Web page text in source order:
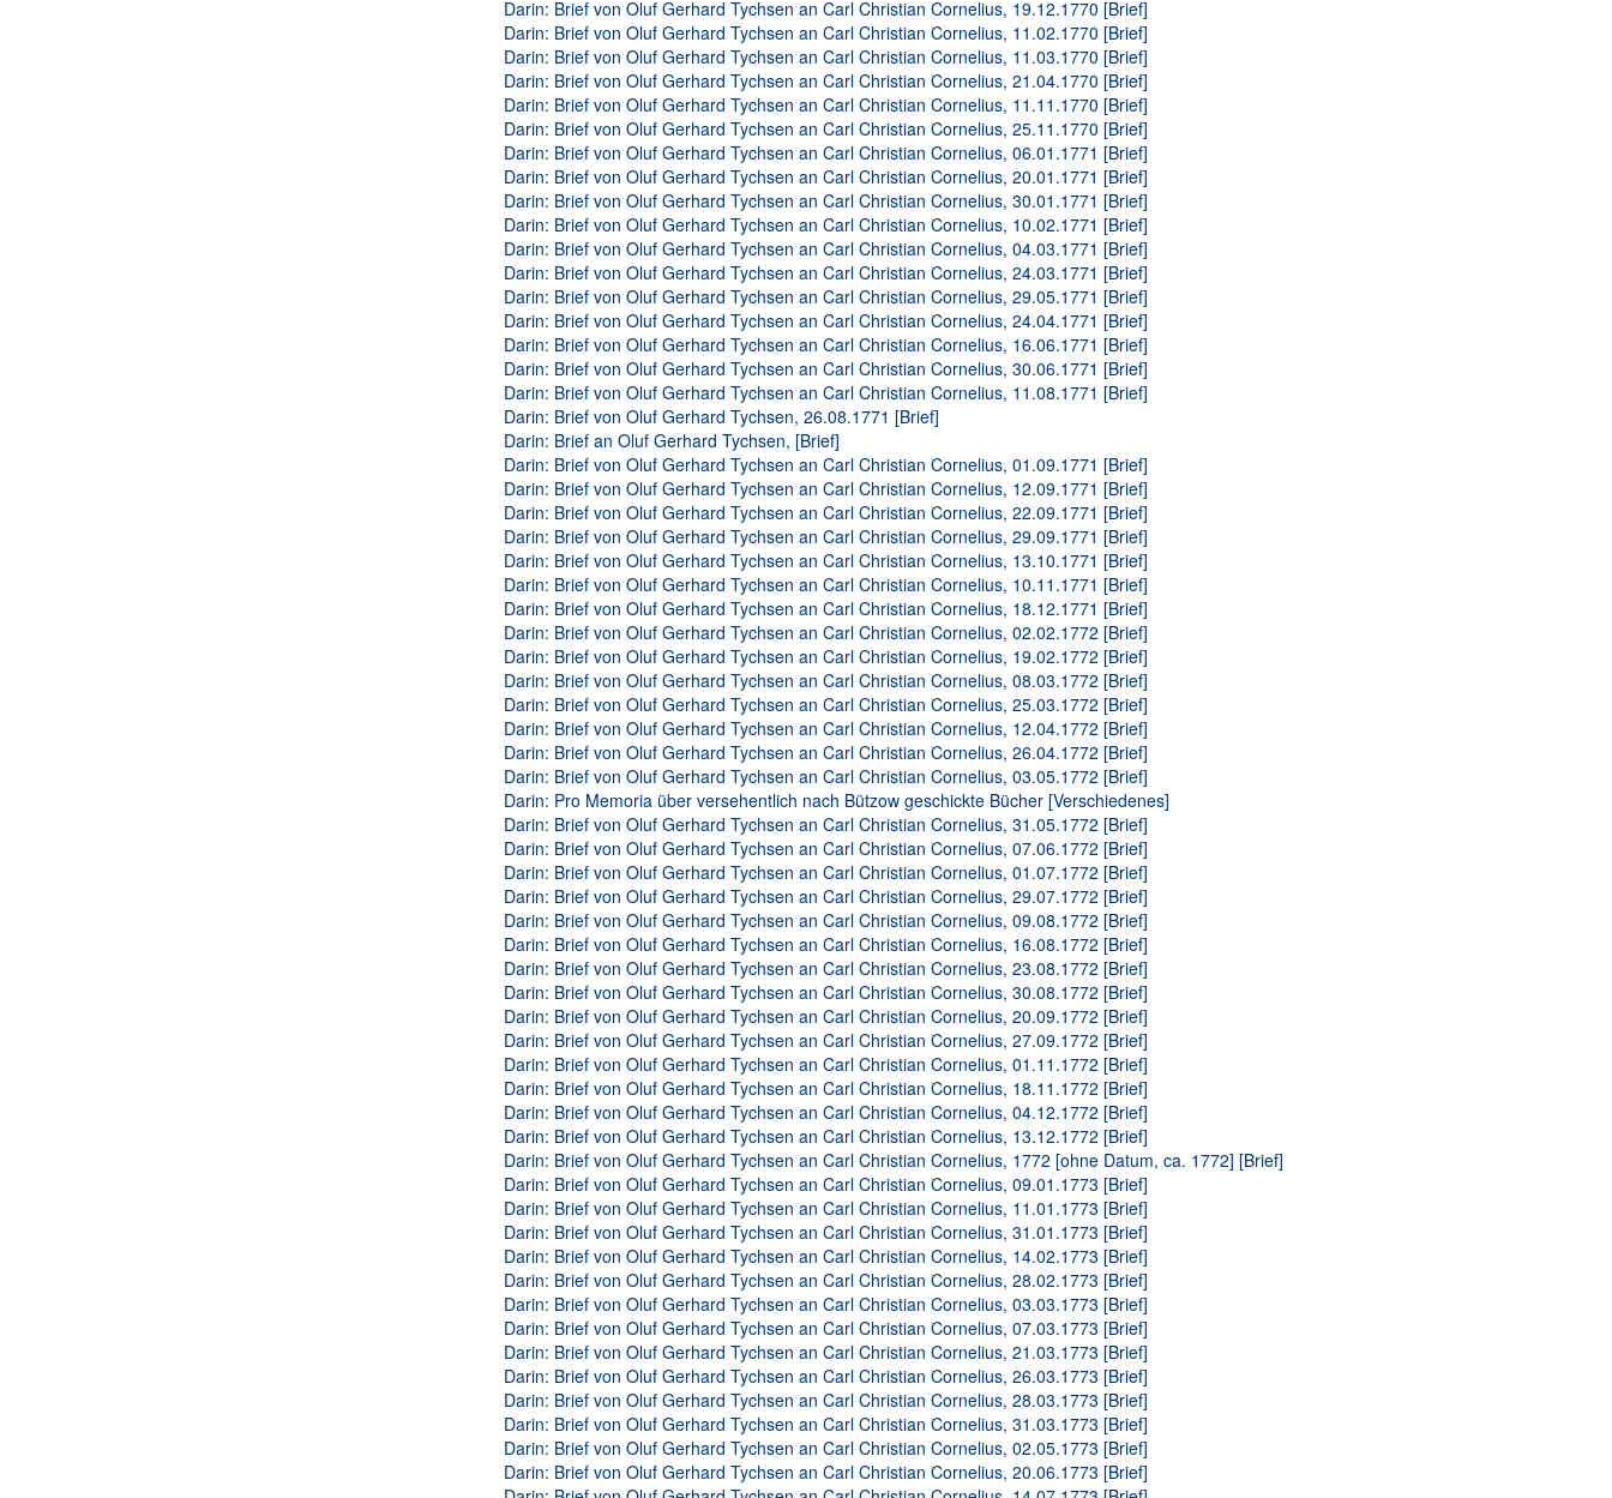
Darin: Brief von Oluf Gerhard Tychsen an Carl Christian Cornelius, 19.12.1770 [Brief]
Darin: Brief von Oluf Gerhard Tychsen an Carl Christian Cornelius, 11.02.1770 [Brief]
Darin: Brief von Oluf Gerhard Tychsen an Carl Christian Cornelius, 11.03.1770 [Brief]
Darin: Brief von Oluf Gerhard Tychsen an Carl Christian Cornelius, 21.04.1770 [Brief]
Darin: Brief von Oluf Gerhard Tychsen an Carl Christian Cornelius, 11.11.1770 [Brief]
Darin: Brief von Oluf Gerhard Tychsen an Carl Christian Cornelius, 25.11.1770 [Brief]
Darin: Brief von Oluf Gerhard Tychsen an Carl Christian Cornelius, 06.01.1771 [Brief]
Darin: Brief von Oluf Gerhard Tychsen an Carl Christian Cornelius, 20.01.1771 [Brief]
Darin: Brief von Oluf Gerhard Tychsen an Carl Christian Cornelius, 30.01.1771 [Brief]
Darin: Brief von Oluf Gerhard Tychsen an Carl Christian Cornelius, 10.02.1771 [Brief]
Darin: Brief von Oluf Gerhard Tychsen an Carl Christian Cornelius, 04.03.1771 [Brief]
Darin: Brief von Oluf Gerhard Tychsen an Carl Christian Cornelius, 24.03.1771 [Brief]
Darin: Brief von Oluf Gerhard Tychsen an Carl Christian Cornelius, 29.05.1771 [Brief]
Darin: Brief von Oluf Gerhard Tychsen an Carl Christian Cornelius, 24.04.1771 [Brief]
Darin: Brief von Oluf Gerhard Tychsen an Carl Christian Cornelius, 16.06.1771 [Brief]
Darin: Brief von Oluf Gerhard Tychsen an Carl Christian Cornelius, 30.06.1771 [Brief]
Darin: Brief von Oluf Gerhard Tychsen an Carl Christian Cornelius, 11.08.1771 [Brief]
Darin: Brief von Oluf Gerhard Tychsen, 26.08.1771 [Brief]
Darin: Brief an Oluf Gerhard Tychsen, [Brief]
Darin: Brief von Oluf Gerhard Tychsen an Carl Christian Cornelius, 01.09.1771 [Brief]
Darin: Brief von Oluf Gerhard Tychsen an Carl Christian Cornelius, 12.09.1771 [Brief]
Darin: Brief von Oluf Gerhard Tychsen an Carl Christian Cornelius, 22.09.1771 [Brief]
Darin: Brief von Oluf Gerhard Tychsen an Carl Christian Cornelius, 29.09.1771 [Brief]
Darin: Brief von Oluf Gerhard Tychsen an Carl Christian Cornelius, 13.10.1771 [Brief]
Darin: Brief von Oluf Gerhard Tychsen an Carl Christian Cornelius, 10.11.1771 [Brief]
Darin: Brief von Oluf Gerhard Tychsen an Carl Christian Cornelius, 18.12.1771 [Brief]
Darin: Brief von Oluf Gerhard Tychsen an Carl Christian Cornelius, 02.02.1772 [Brief]
Darin: Brief von Oluf Gerhard Tychsen an Carl Christian Cornelius, 19.02.1772 [Brief]
Darin: Brief von Oluf Gerhard Tychsen an Carl Christian Cornelius, 08.03.1772 [Brief]
Darin: Brief von Oluf Gerhard Tychsen an Carl Christian Cornelius, 25.03.1772 [Brief]
Darin: Brief von Oluf Gerhard Tychsen an Carl Christian Cornelius, 12.04.1772 [Brief]
Darin: Brief von Oluf Gerhard Tychsen an Carl Christian Cornelius, 26.04.1772 [Brief]
Darin: Brief von Oluf Gerhard Tychsen an Carl Christian Cornelius, 03.05.1772 [Brief]
Darin: Pro Memoria über versehentlich nach Bützow geschickte Bücher [Verschiedenes]
Darin: Brief von Oluf Gerhard Tychsen an Carl Christian Cornelius, 31.05.1772 [Brief]
Darin: Brief von Oluf Gerhard Tychsen an Carl Christian Cornelius, 07.06.1772 [Brief]
Darin: Brief von Oluf Gerhard Tychsen an Carl Christian Cornelius, 01.07.1772 [Brief]
Darin: Brief von Oluf Gerhard Tychsen an Carl Christian Cornelius, 29.07.1772 [Brief]
Darin: Brief von Oluf Gerhard Tychsen an Carl Christian Cornelius, 09.08.1772 [Brief]
Darin: Brief von Oluf Gerhard Tychsen an Carl Christian Cornelius, 16.08.1772 [Brief]
Darin: Brief von Oluf Gerhard Tychsen an Carl Christian Cornelius, 23.08.1772 [Brief]
Darin: Brief von Oluf Gerhard Tychsen an Carl Christian Cornelius, 30.08.1772 [Brief]
Darin: Brief von Oluf Gerhard Tychsen an Carl Christian Cornelius, 20.09.1772 [Brief]
Darin: Brief von Oluf Gerhard Tychsen an Carl Christian Cornelius, 27.09.1772 [Brief]
Darin: Brief von Oluf Gerhard Tychsen an Carl Christian Cornelius, 01.11.1772 [Brief]
Darin: Brief von Oluf Gerhard Tychsen an Carl Christian Cornelius, 18.11.1772 [Brief]
Darin: Brief von Oluf Gerhard Tychsen an Carl Christian Cornelius, 04.12.1772 [Brief]
Darin: Brief von Oluf Gerhard Tychsen an Carl Christian Cornelius, 13.12.1772 [Brief]
Darin: Brief von Oluf Gerhard Tychsen an Carl Christian Cornelius, 1772 [ohne Datum, ca. 1772] [Brief]
Darin: Brief von Oluf Gerhard Tychsen an Carl Christian Cornelius, 09.01.1773 [Brief]
Darin: Brief von Oluf Gerhard Tychsen an Carl Christian Cornelius, 11.01.1773 [Brief]
Darin: Brief von Oluf Gerhard Tychsen an Carl Christian Cornelius, 31.01.1773 [Brief]
Darin: Brief von Oluf Gerhard Tychsen an Carl Christian Cornelius, 14.02.1773 [Brief]
Darin: Brief von Oluf Gerhard Tychsen an Carl Christian Cornelius, 28.02.1773 [Brief]
Darin: Brief von Oluf Gerhard Tychsen an Carl Christian Cornelius, 03.03.1773 [Brief]
Darin: Brief von Oluf Gerhard Tychsen an Carl Christian Cornelius, 07.03.1773 [Brief]
Darin: Brief von Oluf Gerhard Tychsen an Carl Christian Cornelius, 21.03.1773 [Brief]
Darin: Brief von Oluf Gerhard Tychsen an Carl Christian Cornelius, 26.03.1773 [Brief]
Darin: Brief von Oluf Gerhard Tychsen an Carl Christian Cornelius, 28.03.1773 [Brief]
Darin: Brief von Oluf Gerhard Tychsen an Carl Christian Cornelius, 31.03.1773 [Brief]
Darin: Brief von Oluf Gerhard Tychsen an Carl Christian Cornelius, 02.05.1773 [Brief]
Darin: Brief von Oluf Gerhard Tychsen an Carl Christian Cornelius, 20.06.1773 [Brief]